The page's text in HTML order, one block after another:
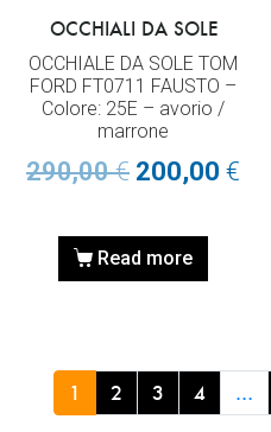
OCCHIALI DA SOLE
OCCHIALE DA SOLE TOM
FORD FT0711 FAUSTO –
Colore: 25E – avorio /
marrone
290,00€ 200,00 €
Read more
1 2 3 4 …